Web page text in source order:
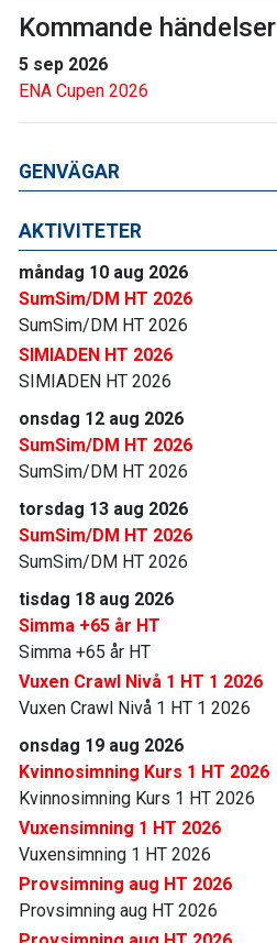
Kommande händelser
5 sep 2026
ENA Cupen 2026
GENVÄGAR
AKTIVITETER
måndag 10 aug 2026
SumSim/DM HT 2026
SumSim/DM HT 2026
SIMIADEN HT 2026
SIMIADEN HT 2026
onsdag 12 aug 2026
SumSim/DM HT 2026
SumSim/DM HT 2026
torsdag 13 aug 2026
SumSim/DM HT 2026
SumSim/DM HT 2026
tisdag 18 aug 2026
Simma +65 år HT
Simma +65 år HT
Vuxen Crawl Nivå 1 HT 1 2026
Vuxen Crawl Nivå 1 HT 1 2026
onsdag 19 aug 2026
Kvinnosimning Kurs 1 HT 2026
Kvinnosimning Kurs 1 HT 2026
Vuxensimning 1 HT 2026
Vuxensimning 1 HT 2026
Provsimning aug HT 2026
Provsimning aug HT 2026